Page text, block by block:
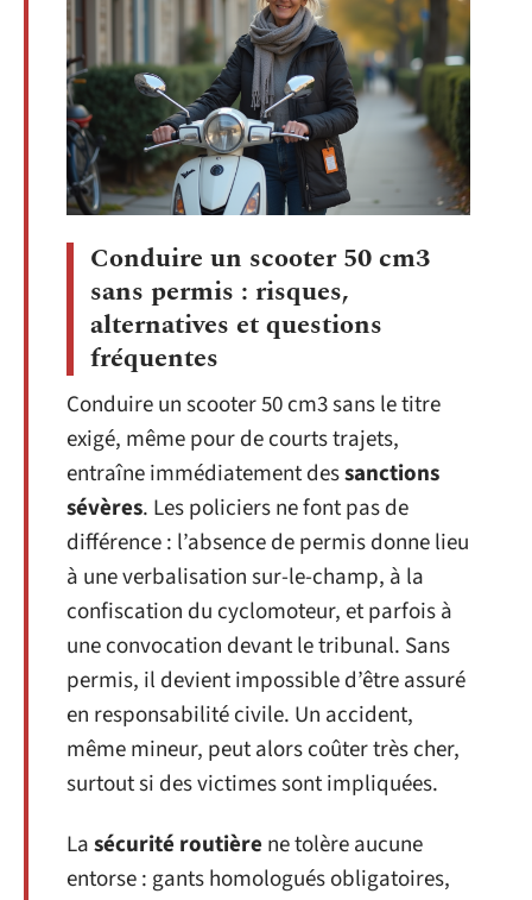
Conduire un scooter 50 cm3
sans permis : risques,
alternatives et questions
fréquentes
Conduire un scooter 50 cm3 sans le titre
exigé, même pour de courts trajets,
entraîne immédiatement dessanctions
sévères. Les policiers ne font pas de
différence : l’absence de permis donne lieu
à une verbalisation sur-le-champ, à la
confiscation du cyclomoteur, et parfois à
une convocation devant le tribunal. Sans
permis, il devient impossible d’être assuré
en responsabilité civile. Un accident,
même mineur, peut alors coûter très cher,
surtout si des victimes sont impliquées.
Lasécurité routière ne tolère aucune
entorse : gants homologués obligatoires,